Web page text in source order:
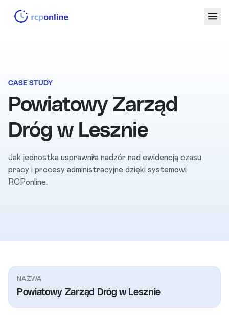
CASE STUDY
Powiatowy Zarząd
Dróg w Lesznie
Jak jednostka usprawniła nadzór nad ewidencją czasu
pracy i procesy administracyjne dzięki systemowi
RCPonline.
NAZWA
Powiatowy Zarząd Dróg w Lesznie